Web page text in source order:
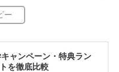
ャンペーン・特典ラン
を徹底比較